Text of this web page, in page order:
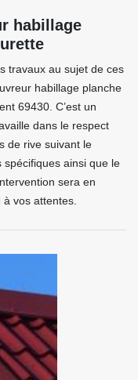
habillage
travaux au sujet de ces
habillage planche
69430. C’est un
dans le respect
de rive suivant le
ainsi que le
sera en
vos attentes.